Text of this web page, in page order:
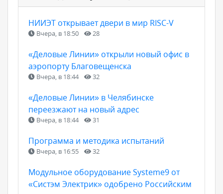
НИИЭТ открывает двери в мир RISC-V
Вчера, в 18:50 28
«Деловые Линии» открыли новый офис в
аэропорту Благовещенска
Вчера, в 18:44 32
«Деловые Линии» в Челябинске
переезжают на новый адрес
Вчера, в 18:44 31
Программа и методика испытаний
Вчера, в 16:55 32
Модульное оборудование Systeme9 от
«Систэм Электрик» одобрено Российским